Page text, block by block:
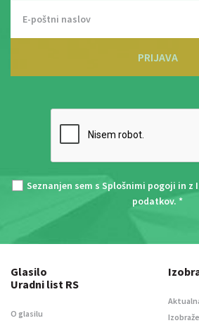
PRIJAVA
Seznanjen sem s Splošnimi pogoji in z
podatkov. *
Glasilo
Uradni list RS
O glasilu